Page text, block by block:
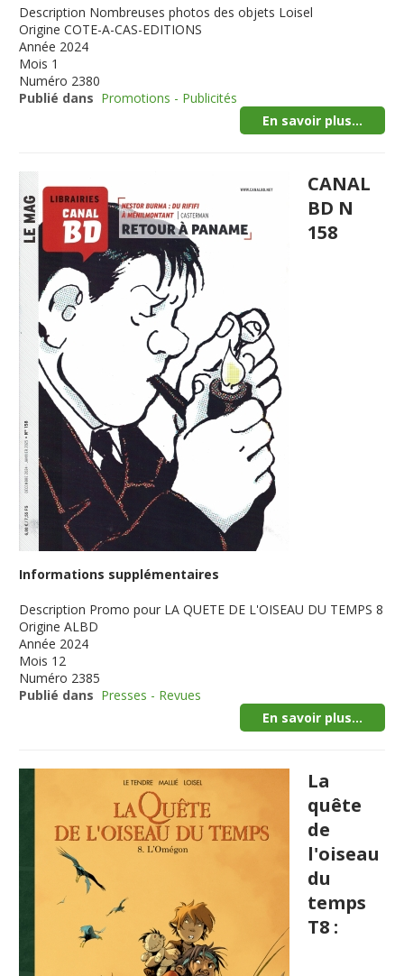
Description Nombreuses photos des objets Loisel
Origine COTE-A-CAS-EDITIONS
Année 2024
Mois 1
Numéro 2380
Publié dans Promotions - Publicités
En savoir plus...
CANAL
BD N
158
Informations supplémentaires
Description Promo pour LA QUETE DE L'OISEAU DU TEMPS 8
Origine ALBD
Année 2024
Mois 12
Numéro 2385
Publié dans Presses - Revues
En savoir plus...
La
quête
de
l'oiseau
du
temps
T8 :